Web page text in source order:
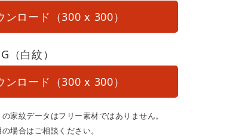
ンロード（300 x 300）
（白紋）
ンロード（300 x 300）
家紋データはフリー素材ではありません。
場合はご相談ください。